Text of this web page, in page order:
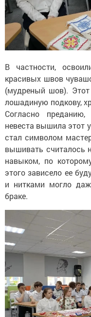
В частности,
красивых швов
(мудреный шов).
лошадиную подкову,
Согласно
невеста вышила этот
стал символом
вышивать считалось
навыком, по
этого зависело ее
и нитками могло
браке.